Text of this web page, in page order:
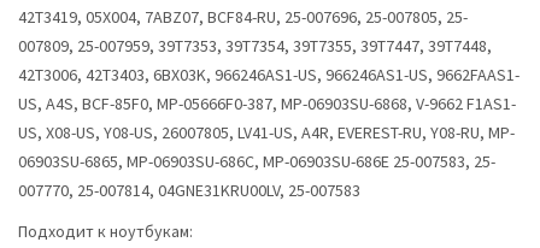
42T3419, 05X004, 7ABZ07, BCF84-RU, 25-007696, 25-007805, 25-
007809, 25-007959, 39T7353, 39T7354, 39T7355, 39T7447, 39T7448,
42T3006, 42T3403, 6BX03K, 966246AS1-US, 966246AS1-US, 9662FAAS1-
US, A4S, BCF-85F0, MP-05666F0-387, MP-06903SU-6868, V-9662 F1AS1-
US, X08-US, Y08-US, 26007805, LV41-US, A4R, EVEREST-RU, Y08-RU, MP-
06903SU-6865, MP-06903SU-686C, MP-06903SU-686E 25-007583, 25-
007770, 25-007814, 04GNE31KRU00LV, 25-007583
Подходит к ноутбукам: